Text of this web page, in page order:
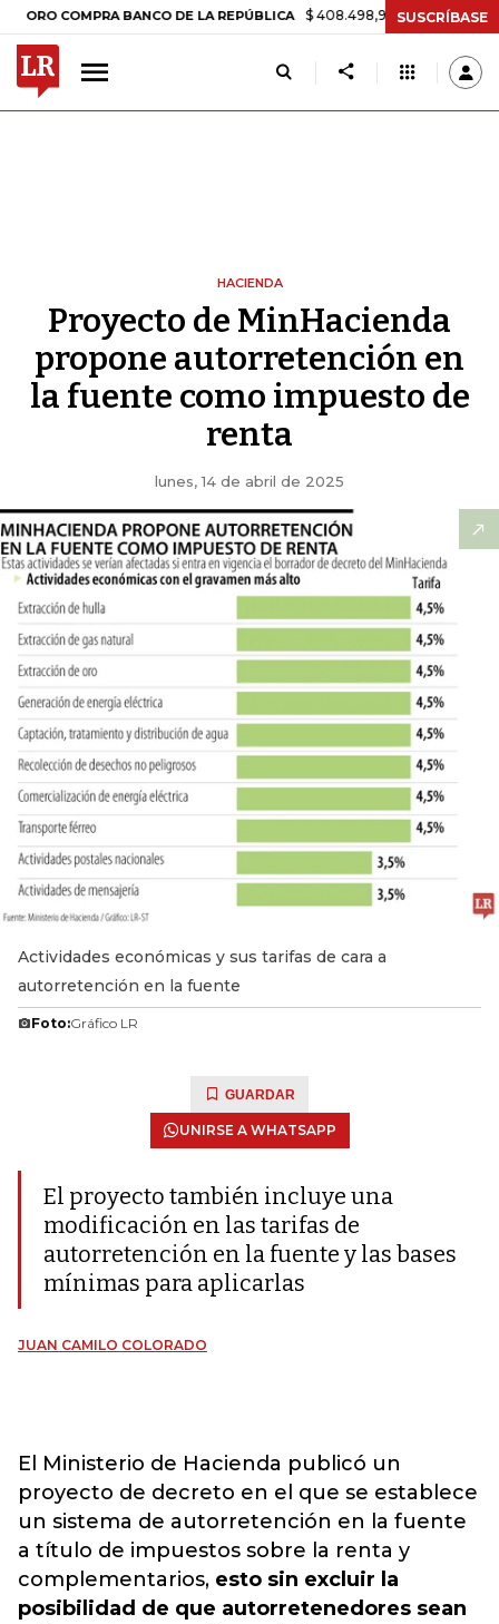
BANCO DE LA REPÚBLICA $ 408.498,97 +$ 8.753,81 +2,19%
SUSCRÍBASE
HACIENDA
Proyecto de MinHacienda
propone autorretención en
la fuente como impuesto de
renta
lunes, 14 de abril de 2025
Actividades económicas y sus tarifas de cara a
autorretención en la fuente
Foto:Gráfico LR
GUARDAR
UNIRSE A WHATSAPP
El proyecto también incluye una
modificación en las tarifas de
autorretención en la fuente y las bases
mínimas para aplicarlas
JUAN CAMILO COLORADO
El Ministerio de Hacienda publicó un
proyecto de decreto en el que se establece
un sistema de autorretención en la fuente
a título de impuestos sobre la renta y
complementarios, esto sin excluir la
posibilidad de que autorretenedores sean